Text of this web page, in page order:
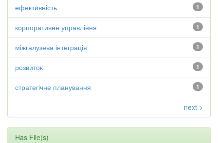
1
ефективність
1
корпоративне управління
1
міжгалузева інтеграція
1
розвиток
1
стратегічне планування
next >
Has File(s)